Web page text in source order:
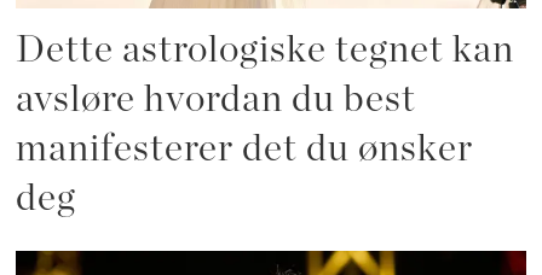
Dette astrologiske tegnet kan
avsløre hvordan du best
manifesterer det du ønsker
deg